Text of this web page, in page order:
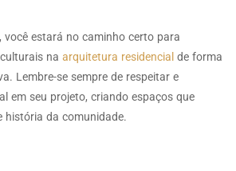
você estará no caminho certo para
na arquitetura residencial de forma
Lembre-se sempre de respeitar e
em seu projeto, criando espaços que
história da comunidade.